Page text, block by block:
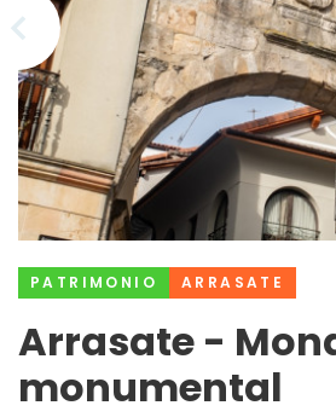
PATRIMONIO ARRASATE
Arrasate -
monumental